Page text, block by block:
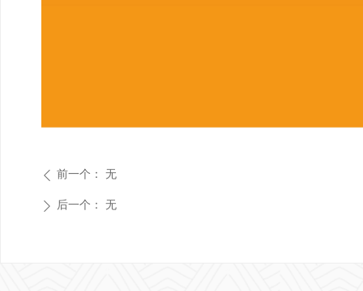
ꄴ 前一个： 无
ꄲ 后一个： 无